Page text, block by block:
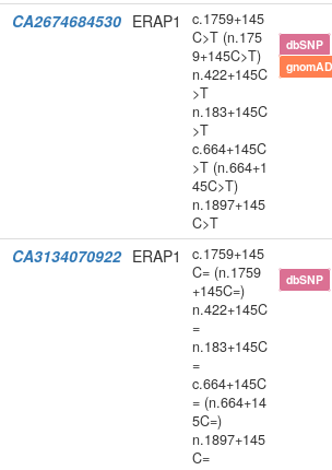
CA2674684530 ERAP1
c.1759+145
C>T (n.175
9+145C>T)
n.422+145C
>T
n.183+145C
>T
c.664+145C
>T (n.664+1
45C>T)
n.1897+145
C>T
dbSNP
CA3134070922 ERAP1
c.1759+145
C= (n.1759
+145C=)
n.422+145C
=
n.183+145C
=
c.664+145C
= (n.664+14
5C=)
n.1897+145
C=
dbSNP